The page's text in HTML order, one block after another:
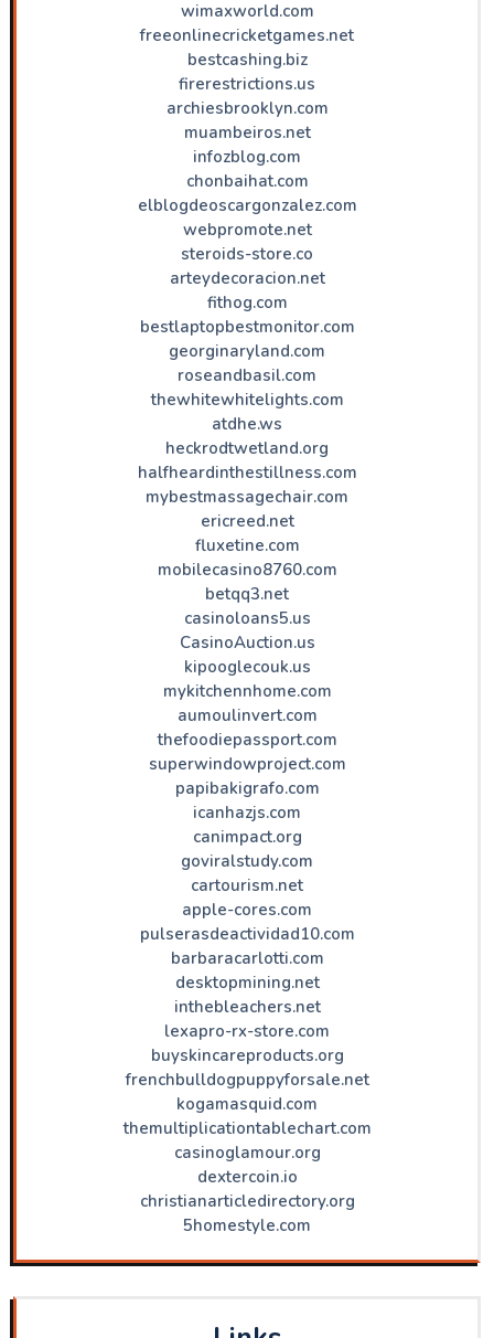
wimaxworld.com
freeonlinecricketgames.net
bestcashing.biz
firerestrictions.us
archiesbrooklyn.com
muambeiros.net
infozblog.com
chonbaihat.com
elblogdeoscargonzalez.com
webpromote.net
steroids-store.co
arteydecoracion.net
fithog.com
bestlaptopbestmonitor.com
georginaryland.com
roseandbasil.com
thewhitewhitelights.com
atdhe.ws
heckrodtwetland.org
halfheardinthestillness.com
mybestmassagechair.com
ericreed.net
fluxetine.com
mobilecasino8760.com
betqq3.net
casinoloans5.us
CasinoAuction.us
kipooglecouk.us
mykitchennhome.com
aumoulinvert.com
thefoodiepassport.com
superwindowproject.com
papibakigrafo.com
icanhazjs.com
canimpact.org
goviralstudy.com
cartourism.net
apple-cores.com
pulserasdeactividad10.com
barbaracarlotti.com
desktopmining.net
inthebleachers.net
lexapro-rx-store.com
buyskincareproducts.org
frenchbulldogpuppyforsale.net
kogamasquid.com
themultiplicationtablechart.com
casinoglamour.org
dextercoin.io
christianarticledirectory.org
5homestyle.com